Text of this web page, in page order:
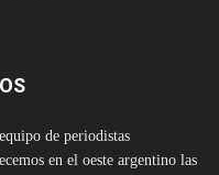
de periodistas
en el oeste argentino las